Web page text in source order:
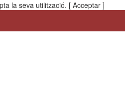
la seva utilització. [ Acceptar ]